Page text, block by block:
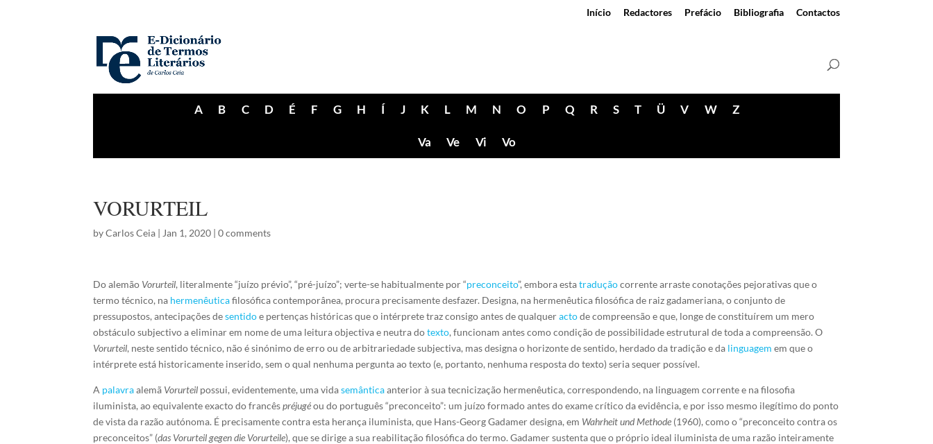
Início Redactores Prefácio Bibliografia Contactos
A B C D É F G H Í J K L M N O P Q R S T Ü V W Z
Va Ve Vi Vo
VORURTEIL
byCarlos Ceia | Jan 1, 2020 |0 comments
Do alemão Vorurteil, literalmente “juízo prévio”, “pré-juízo”; verte-se habitualmente por “preconceito”, embora estatraduçãocorrente arraste conotações pejorativas que o
termo técnico, na hermenêuticafilosófica contemporânea, procura precisamente desfazer. Designa, na hermenêutica filosófica de raiz gadameriana, o conjunto de
pressupostos, antecipações desentidoe pertenças históricas que o intérprete traz consigo antes de qualqueractode compreensão e que, longe de constituírem um mero
obstáculo subjectivo a eliminar em nome de uma leitura objectiva e neutra dotexto, funcionam antes como condição de possibilidade estrutural de toda a compreensão. O
Vorurteil, neste sentido técnico, não é sinónimo de erro ou de arbitrariedade subjectiva, mas designa o horizonte de sentido, herdado da tradição e da linguagem em que o
intérprete está historicamente inserido, sem o qual nenhuma pergunta ao texto (e, portanto, nenhuma resposta do texto) seria sequer possível.
A palavraalemã Vorurteil possui, evidentemente, uma vidasemânticaanterior à sua tecnicização hermenêutica, correspondendo, na linguagem corrente e na filosofia
iluminista, ao equivalente exacto do francêspréjugéou do português “preconceito”: um juízo formado antes do exame crítico da evidência, e por isso mesmo ilegítimo do ponto
de vista da razão autónoma. É precisamente contra esta herança iluminista, que Hans-Georg Gadamer designa, em Wahrheit und Methode (1960), como o “preconceito contra os
preconceitos” (das Vorurteil gegen die Vorurteile), que se dirige a sua reabilitação filosófica do termo. Gadamer sustenta que o próprio ideal iluminista de uma razão inteiramente